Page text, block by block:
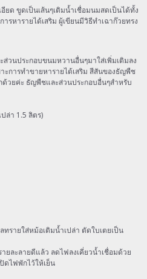
ยด ขูดเป็นเส้นๆเติมน้ำเชื่อมนมสดเป็นได้ทั้ง
รหารายได้เสริม ผู้เขียนมีวิธีทำเฉาก๊วยทรง
วนประกอบขนมหวานอื่นๆมาใส่เพิ่มเติมลง
ะการทำขายหารายได้เสริม สีสันของธัญพืช
วยค่ะ ธัญพืชและส่วนประกอบอื่นๆสำหรับ
ล่า 1.5 ลิตร)
ทรายใส่หม้อเติมน้ำเปล่า ตัดใบเตยเป็น
ยละลายดีแล้ว ลดไฟลงเคี่ยวน้ำเชื่อมด้วย
ไฟพักไว้ให้เย็น